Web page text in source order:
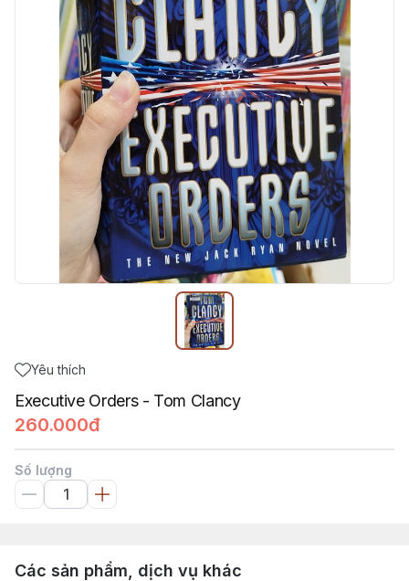
Yêu thích
Executive Orders - Tom Clancy
260.000đ
Số lượng
Các sản phẩm, dịch vụ khác